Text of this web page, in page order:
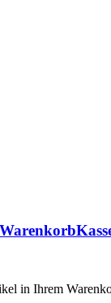
Warenkorb
in Ihrem